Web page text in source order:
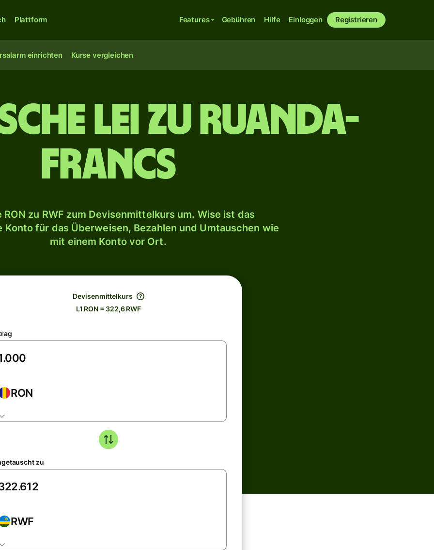
Plattform Features Gebühren Hilfe Einloggen Registrieren
einrichten Kurse vergleichen
Lei zu Ruanda-
Francs
RON zu RWF zum Devisenmittelkurs um. Wise ist das
Konto für das Überweisen, Bezahlen und Umtauschen wie
mit einem Konto vor Ort.
Devisenmittelkurs
L1 RON = 322,6 RWF
RON
zu
RWF